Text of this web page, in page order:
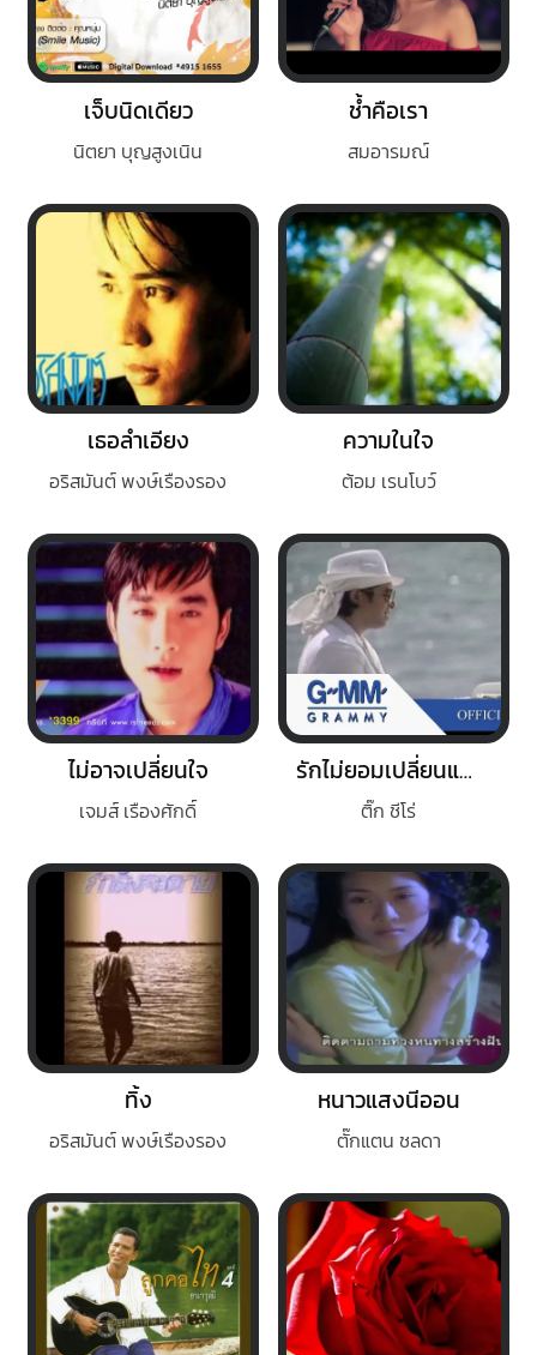
เจ็บนิดเดียว
นิตยา บุญสูงเนิน
ช้ำคือเรา
สมอารมณ์
เธอลำเอียง​
อริสมันต์ พงษ์เรืองรอง
ความในใจ
ต้อม เรนโบว์
ไม่อาจเปลี่ยนใจ
เจมส์ เรืองศักดิ์
รักไม่ยอมเปลี่ยนแปลง
ติ๊ก ชีโร่
ทิ้ง
อริสมันต์ พงษ์เรืองรอง
หนาวแสงนีออน
ตั๊กแตน ชลดา